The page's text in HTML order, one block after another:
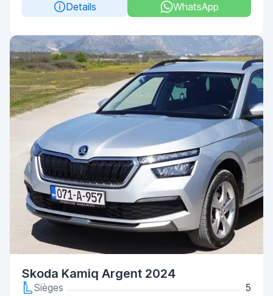
Details
WhatsApp
Skoda Kamiq Argent 2024
Sièges
5